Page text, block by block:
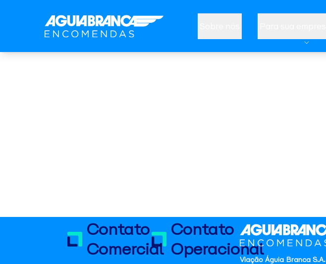
Viação Águia Branca S.A.
Contato
Comercial
Contato
Operacional